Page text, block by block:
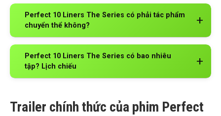
Perfect 10 Liners The Series có phải tác phẩm
chuyển thể không?
Perfect 10 Liners The Series có bao nhiêu
tập? Lịch chiếu
Trailer chính thức của phim Perfect